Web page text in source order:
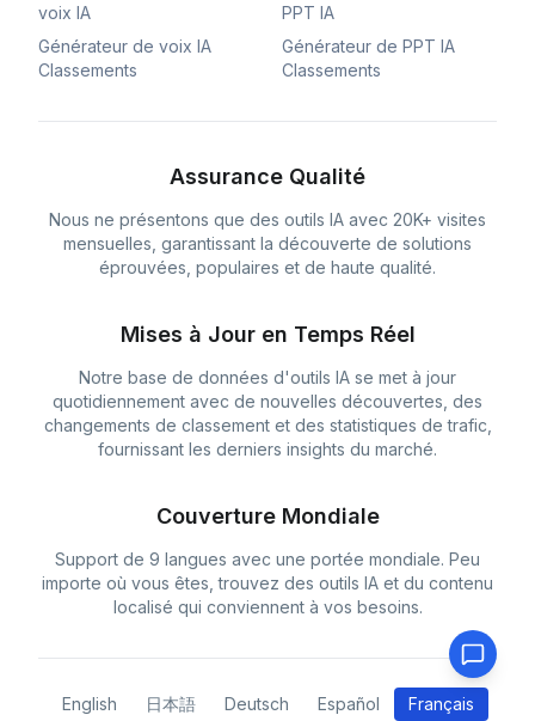
voix IA
Générateur de voix IA
Classements
PPT IA
Générateur de PPT IA
Classements
Assurance Qualité
Nous ne présentons que des outils IA avec 20K+ visites
mensuelles, garantissant la découverte de solutions
éprouvées, populaires et de haute qualité.
Mises à Jour en Temps Réel
Notre base de données d'outils IA se met à jour
quotidiennement avec de nouvelles découvertes, des
changements de classement et des statistiques de trafic,
fournissant les derniers insights du marché.
Couverture Mondiale
Support de 9 langues avec une portée mondiale. Peu
importe où vous êtes, trouvez des outils IA et du contenu
localisé qui conviennent à vos besoins.
English 日本語 Deutsch Español Français